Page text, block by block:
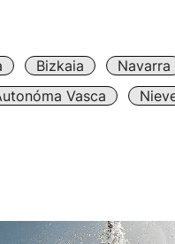
Bizkaia
Navarra
Vasca